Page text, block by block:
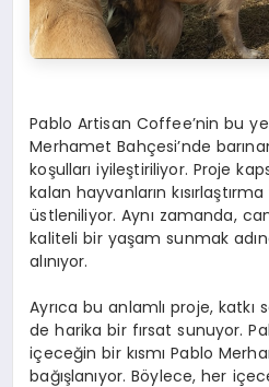
Pablo Artisan Coffee’nin bu
Merhamet Bahçesi’nde
koşulları iyileştiriliyor. Proje
kalan hayvanların
üstleniliyor. Aynı zamanda,
kaliteli bir yaşam sunmak
alınıyor.
Ayrıca bu anlamlı proje,
de harika bir fırsat sunuyor.
içeceğin bir kısmı Pablo
bağışlanıyor. Böylece, her